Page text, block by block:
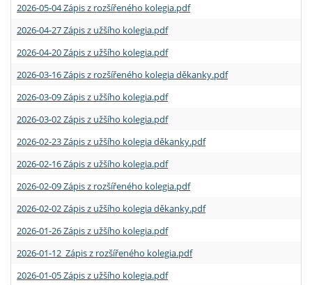
2026-05-04 Zápis z rozšířeného kolegia.pdf
2026-04-27 Zápis z užšího kolegia.pdf
2026-04-20 Zápis z užšího kolegia.pdf
2026-03-16 Zápis z rozšířeného kolegia děkanky.pdf
2026-03-09 Zápis z užšího kolegia.pdf
2026-03-02 Zápis z užšího kolegia.pdf
2026-02-23 Zápis z užšího kolegia děkanky.pdf
2026-02-16 Zápis z užšího kolegia.pdf
2026-02-09 Zápis z rozšířeného kolegia.pdf
2026-02-02 Zápis z užšího kolegia děkanky.pdf
2026-01-26 Zápis z užšího kolegia.pdf
2026-01-12 Zápis z rozšířeného kolegia.pdf
2026-01-05 Zápis z užšího kolegia.pdf